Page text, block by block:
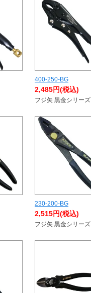
400-250-BG
2,485円(税込)
フジ矢 黒金シリーズ
230-200-BG
2,515円(税込)
フジ矢 黒金シリーズ